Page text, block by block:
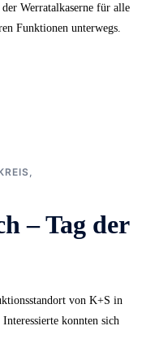
Werratalkaserne für alle
Funktionen unterwegs.
– Tag der
von K+S in
konnten sich